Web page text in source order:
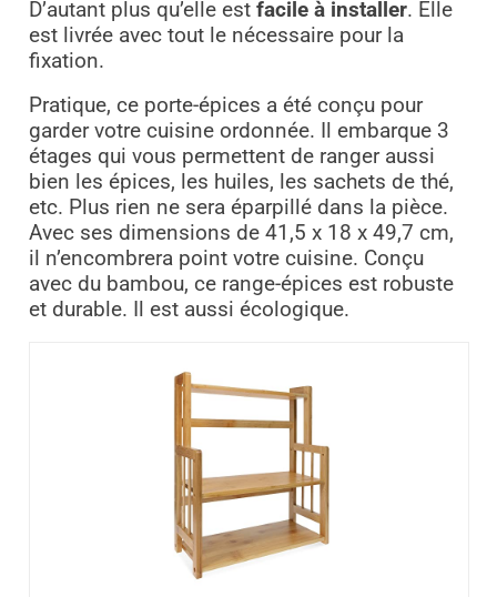
D’autant plus qu’elle est facile à installer. Elle
est livrée avec tout le nécessaire pour la
fixation.
Pratique, ce porte-épices a été conçu pour
garder votre cuisine ordonnée. Il embarque 3
étages qui vous permettent de ranger aussi
bien les épices, les huiles, les sachets de thé,
etc. Plus rien ne sera éparpillé dans la pièce.
Avec ses dimensions de 41,5 x 18 x 49,7 cm,
il n’encombrera point votre cuisine. Conçu
avec du bambou, ce range-épices est robuste
et durable. Il est aussi écologique.